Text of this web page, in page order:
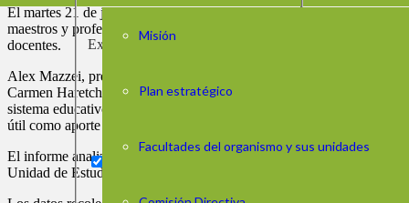
Exact matches only
Misión
Plan estratégico
Facultades del organismo y sus unidades
El martes 21 de julio llevamos a cabo la presentación delEstudio de
maestros y profesores de todo el sistema educativo obligatorio
docentes.
Alex Mazzei, presidenta de nuestra Comisión Directiva, resaltó que
Carmen Haretche, directora de nuestra Área Técnica, señaló que los
sistema educativo en su conjunto. Los integrantes de nuestra
útil como aporte para la toma de decisiones.
El informe analiza datos recolectados a través de la Encuesta de
Unidad de Estudios e Indicadores del Instituto, y de las